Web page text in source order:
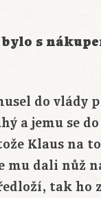
s
do vlády
a jemu se
Klaus na
mu dali nůž
tak ho